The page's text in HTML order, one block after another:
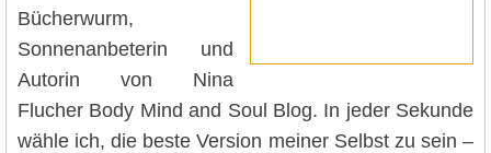
Bücherwurm,
Sonnenanbeterin und
Autorin von Nina
Flucher Body Mind and Soul Blog. In jeder Sekunde
wähle ich, die beste Version meiner Selbst zu sein –